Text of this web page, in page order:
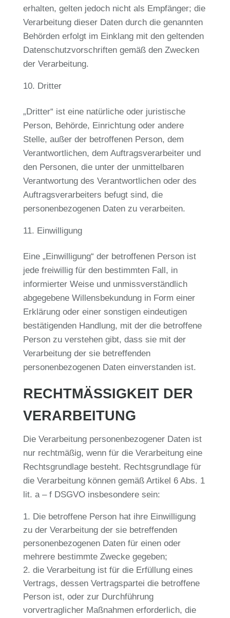
erhalten, gelten jedoch nicht als Empfänger; die
Verarbeitung dieser Daten durch die genannten
Behörden erfolgt im Einklang mit den geltenden
Datenschutzvorschriften gemäß den Zwecken
der Verarbeitung.
Dritter
„Dritter“ ist eine natürliche oder juristische
Person, Behörde, Einrichtung oder andere
Stelle, außer der betroffenen Person, dem
Verantwortlichen, dem Auftragsverarbeiter und
den Personen, die unter der unmittelbaren
Verantwortung des Verantwortlichen oder des
Auftragsverarbeiters befugt sind, die
personenbezogenen Daten zu verarbeiten.
Einwilligung
Eine „Einwilligung“ der betroffenen Person ist
jede freiwillig für den bestimmten Fall, in
informierter Weise und unmissverständlich
abgegebene Willensbekundung in Form einer
Erklärung oder einer sonstigen eindeutigen
bestätigenden Handlung, mit der die betroffene
Person zu verstehen gibt, dass sie mit der
Verarbeitung der sie betreffenden
personenbezogenen Daten einverstanden ist.
RECHTMÄSSIGKEIT DER V
ERARBEITUNG
Die Verarbeitung personenbezogener Daten ist
nur rechtmäßig, wenn für die Verarbeitung eine
Rechtsgrundlage besteht. Rechtsgrundlage für
die Verarbeitung können gemäß Artikel 6 Abs. 1
lit. a – f DSGVO insbesondere sein:
Die betroffene Person hat ihre Einwilligung
zu der Verarbeitung der sie betreffenden
personenbezogenen Daten für einen oder
mehrere bestimmte Zwecke gegeben;
die Verarbeitung ist für die Erfüllung eines
Vertrags, dessen Vertragspartei die betroffene
Person ist, oder zur Durchführung
vorvertraglicher Maßnahmen erforderlich, die